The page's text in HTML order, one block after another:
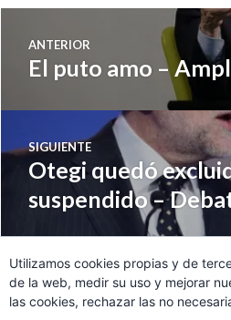
Navegación
de
entradas
ANTERIOR
Entrada
El puto amo –
SIGUIENTE
Entrada
siguiente:
Otegi quedó
suspendido –
Utilizamos cookies propias y de
de la web, medir su uso y mejorar
las cookies, rechazar las no